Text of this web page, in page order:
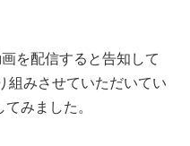
を配信すると告知して
組みさせていただいてい
みました。